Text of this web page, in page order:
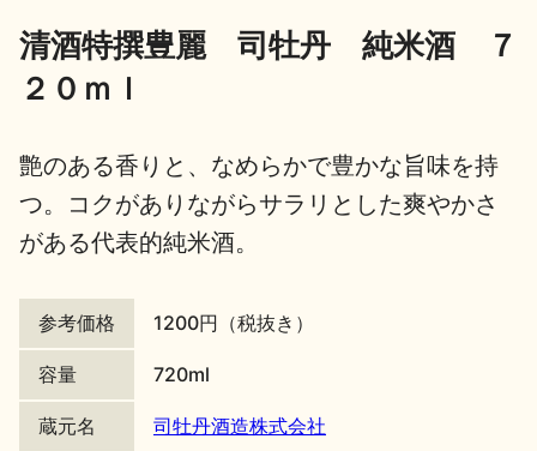
地酒川柳
清酒特撰豊麗 司牡丹 純米酒 ７
２０ｍｌ
艶のある香りと、なめらかで豊かな旨味を持
つ。コクがありながらサラリとした爽やかさ
がある代表的純米酒。
参考価格 1200円（税抜き）
容量 720ml
蔵元名 司牡丹酒造株式会社